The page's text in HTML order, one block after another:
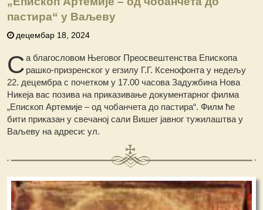
пастира“ у Ваљеву
децембар 18, 2024
Са благословом Његовог Преосвештенства Епископа
рашко-призренског у егзилу Г.Г. Ксенофонта у недељу
22. децембра с почетком у 17.00 часова Задужбина Нова
Никеја вас позива на приказивање документарног филма
„Епископ Артемије – од чобанчета до пастира“. Филм ће
бити приказан у свечаној сали Вишег јавног тужилаштва у
Ваљеву на адреси: ул.